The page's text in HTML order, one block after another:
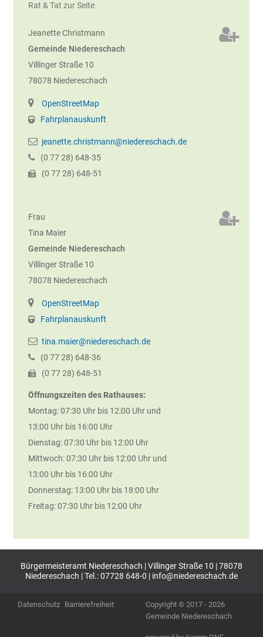
Rat & Tat zur Seite
JeanetteChristmann
Gemeinde Niedereschach
Villinger Straße 10
78078 Niedereschach
OpenStreetMap
Fahrplanauskunft
jeanette.christmann@niedereschach.de
(0 7728) 648-35
(0 7728) 648-51
Frau
Tina Maier
Gemeinde Niedereschach
Villinger Straße 10
78078 Niedereschach
OpenStreetMap
Fahrplanauskunft
tina.maier@niedereschach.de
(0 7728) 648-36
(0 7728) 648-51
Öffnungszeiten des Rathauses:
Montag: 07:30 Uhr bis 12:00 Uhr und
13:00 Uhr bis 16:00 Uhr
Dienstag: 07:30 Uhr bis 12:00 Uhr
Mittwoch: 07:30 Uhr bis 12:00 Uhr und
13:00 Uhr bis 16:00 Uhr
Donnerstag: 13:00 Uhr bis 18:00 Uhr
Freitag: 07:30 Uhr bis 12:00 Uhr
Bürgermeisteramt Niedereschach | Villinger Straße 10 | 78078
Niedereschach | Tel.: 07728 648-0 | info@niedereschach.de
Datenschutz Barrierefreiheit
Copyright © 2017 - 2026
Gemeinde Niedereschach